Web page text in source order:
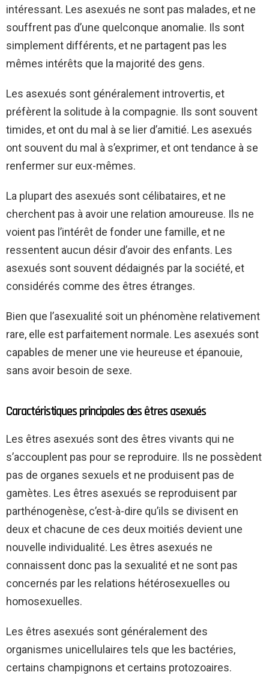
intéressant. Les asexués ne sont pas malades, et ne
souffrent pas d’une quelconque anomalie. Ils sont
simplement différents, et ne partagent pas les
mêmes intérêts que la majorité des gens.
Les asexués sont généralement introvertis, et
préfèrent la solitude à la compagnie. Ils sont souvent
timides, et ont du mal à se lier d’amitié. Les asexués
ont souvent du mal à s’exprimer, et ont tendance à se
renfermer sur eux-mêmes.
La plupart des asexués sont célibataires, et ne
cherchent pas à avoir une relation amoureuse. Ils ne
voient pas l’intérêt de fonder une famille, et ne
ressentent aucun désir d’avoir des enfants. Les
asexués sont souvent dédaignés par la société, et
considérés comme des êtres étranges.
Bien que l’asexualité soit un phénomène relativement
rare, elle est parfaitement normale. Les asexués sont
capables de mener une vie heureuse et épanouie,
sans avoir besoin de sexe.
Caractéristiques principales des êtres asexués
Les êtres asexués sont des êtres vivants qui ne
s’accouplent pas pour se reproduire. Ils ne possèdent
pas de organes sexuels et ne produisent pas de
gamètes. Les êtres asexués se reproduisent par
parthénogenèse, c’est-à-dire qu’ils se divisent en
deux et chacune de ces deux moitiés devient une
nouvelle individualité. Les êtres asexués ne
connaissent donc pas la sexualité et ne sont pas
concernés par les relations hétérosexuelles ou
homosexuelles.
Les êtres asexués sont généralement des
organismes unicellulaires tels que les bactéries,
certains champignons et certains protozoaires.